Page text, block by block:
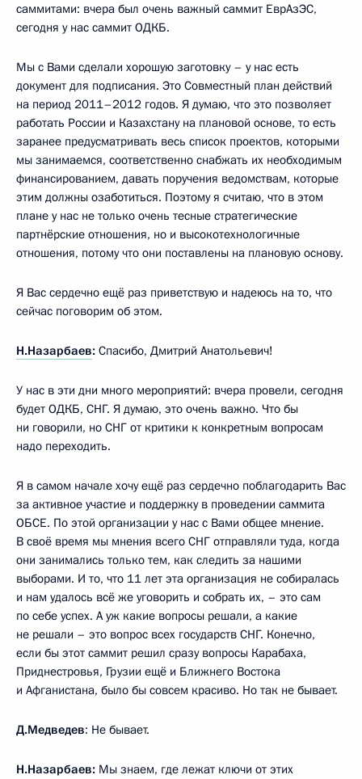
саммитами: вчера был очень важный саммит ЕврАзЭС,
сегодня у нас саммит ОДКБ.
Мы с Вами сделали хорошую заготовку – у нас есть
документ для подписания. Это Совместный план действий
на период 2011–2012 годов. Я думаю, что это позволяет
работать России и Казахстану на плановой основе, то есть
заранее предусматривать весь список проектов, которыми
мы занимаемся, соответственно снабжать их необходимым
финансированием, давать поручения ведомствам, которые
этим должны озаботиться. Поэтому я считаю, что в этом
плане у нас не только очень тесные стратегические
партнёрские отношения, но и высокотехнологичные
отношения, потому что они поставлены на плановую основу.
Я Вас сердечно ещё раз приветствую и надеюсь на то, что
сейчас поговорим об этом.
Н.Назарбаев: Спасибо, Дмитрий Анатольевич!
У нас в эти дни много мероприятий: вчера провели, сегодня
будет ОДКБ, СНГ. Я думаю, это очень важно. Что бы
ни говорили, но СНГ от критики к конкретным вопросам
надо переходить.
Я в самом начале хочу ещё раз сердечно поблагодарить Вас
за активное участие и поддержку в проведении саммита
ОБСЕ. По этой организации у нас с Вами общее мнение.
В своё время мы мнения всего СНГ отправляли туда, когда
они занимались только тем, как следить за нашими
выборами. И то, что 11 лет эта организация не собиралась
и нам удалось всё же уговорить и собрать их, – это сам
по себе успех. А уж какие вопросы решали, а какие
не решали – это вопрос всех государств СНГ. Конечно,
если бы этот саммит решил сразу вопросы Карабаха,
Приднестровья, Грузии ещё и Ближнего Востока
и Афганистана, было бы совсем красиво. Но так не бывает.
Д.Медведев: Не бывает.
Н.Назарбаев: Мы знаем, где лежат ключи от этих